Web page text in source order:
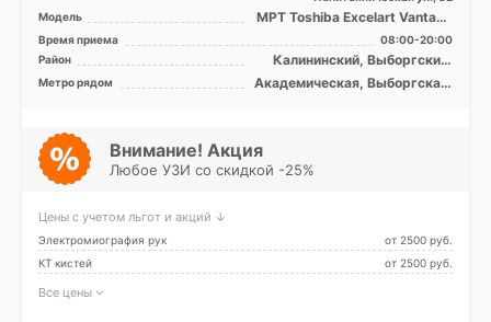
Модель
МРТ Toshiba Excelart Vantage
1.5T закрытый тип, КТ
Toshiba Aquilion 32 ...
Время приема
08:00-20:00
Район
Калининский, Выборгский,
Красногвардейский,
Петроградский, Приморский
Метро рядом
Академическая, Выборгская,
Мужества, Политехническая,
Проспект Просвещения,
Внимание! Акция
Любое УЗИ со скидкой -25%
Цены с учетом льгот и акций ↓
Электромиография рук
от 2500 pуб.
КТ кистей
от 2500 pуб.
Все цены